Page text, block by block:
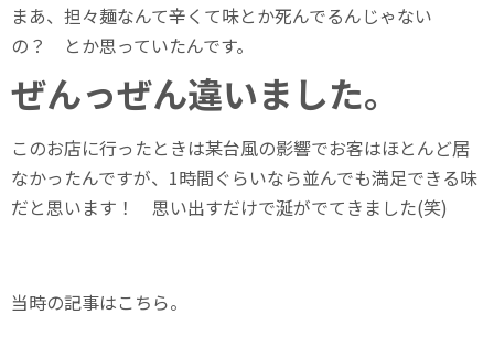
まあ、担々麺なんて辛くて味とか死んでるんじゃない
の？ とか思っていたんです。
ぜんっぜん違いました。
このお店に行ったときは某台風の影響でお客はほとんど居
なかったんですが、1時間ぐらいなら並んでも満足できる味
だと思います！ 思い出すだけで涎がでてきました(笑)
当時の記事はこちら。